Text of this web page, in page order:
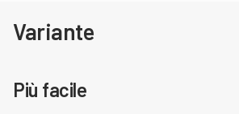
Variante
Più facile